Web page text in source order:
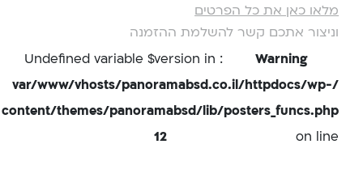
מלאו כאן את כל הפרטים
וניצור אתכם קשר להשלמת ההזמנה
Warning
: Undefined variable $version in
/var/www/vhosts/panoramabsd.co.il/httpdocs/wp-
content/themes/panoramabsd/lib/posters_funcs.php
on line
12